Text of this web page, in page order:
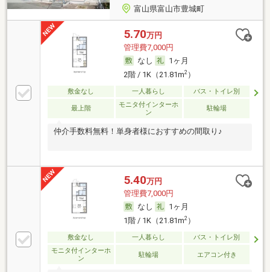
富山県富山市豊城町
5.70万円
管理費7,000円
なし
1ヶ月
2階 / 1K（21.81m2）
敷金なし 一人暮らし バス・トイレ別
最上階
モニタ付インターホ
ン
駐輪場
仲介手数料無料！単身者様におすすめの間取り♪
5.40万円
管理費7,000円
なし
1ヶ月
1階 / 1K（21.81m2）
敷金なし 一人暮らし
バス・トイレ別
モニタ付インターホ
ン
駐輪場 エアコン付き